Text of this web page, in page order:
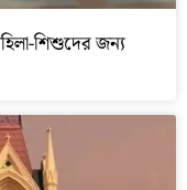
শিশুদের জন্য